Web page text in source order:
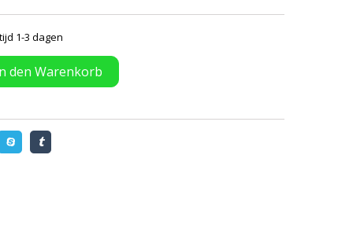
1-3 dagen
den Warenkorb